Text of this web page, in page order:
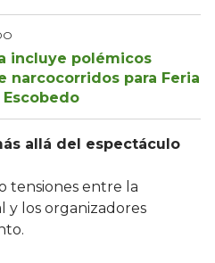
incluye polémicos
narcocorridos para Feria
allá del espectáculo
tensiones entre la
y los organizadores